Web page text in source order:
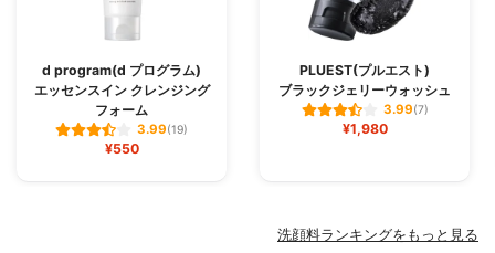
d program(d プログラム)
エッセンスイン クレンジング
フォーム
3.99(19)
¥550
PLUEST(プルエスト)
ブラックジェリーウォッシュ
3.99(7)
¥1,980
洗顔料ランキングをもっと見る